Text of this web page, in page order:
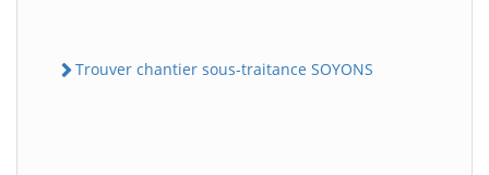
Trouver chantier sous-traitance SOYONS